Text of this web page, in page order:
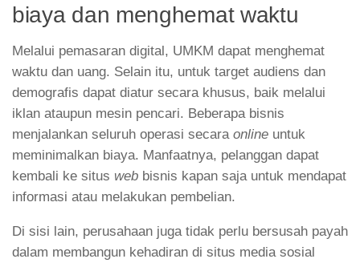
biaya dan menghemat waktu
Melalui pemasaran digital, UMKM dapat menghemat
waktu dan uang. Selain itu, untuk target audiens dan
demografis dapat diatur secara khusus, baik melalui
iklan ataupun mesin pencari. Beberapa bisnis
menjalankan seluruh operasi secara online untuk
meminimalkan biaya. Manfaatnya, pelanggan dapat
kembali ke situs web bisnis kapan saja untuk mendapat
informasi atau melakukan pembelian.
Di sisi lain, perusahaan juga tidak perlu bersusah payah
dalam membangun kehadiran di situs media sosial